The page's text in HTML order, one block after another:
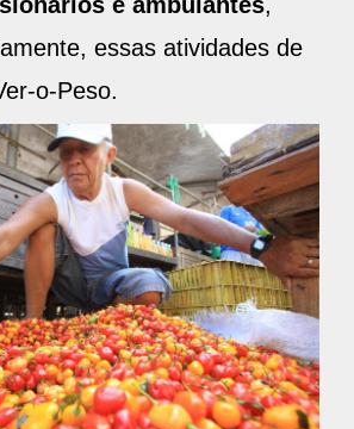
essas atividades de
o-Peso.